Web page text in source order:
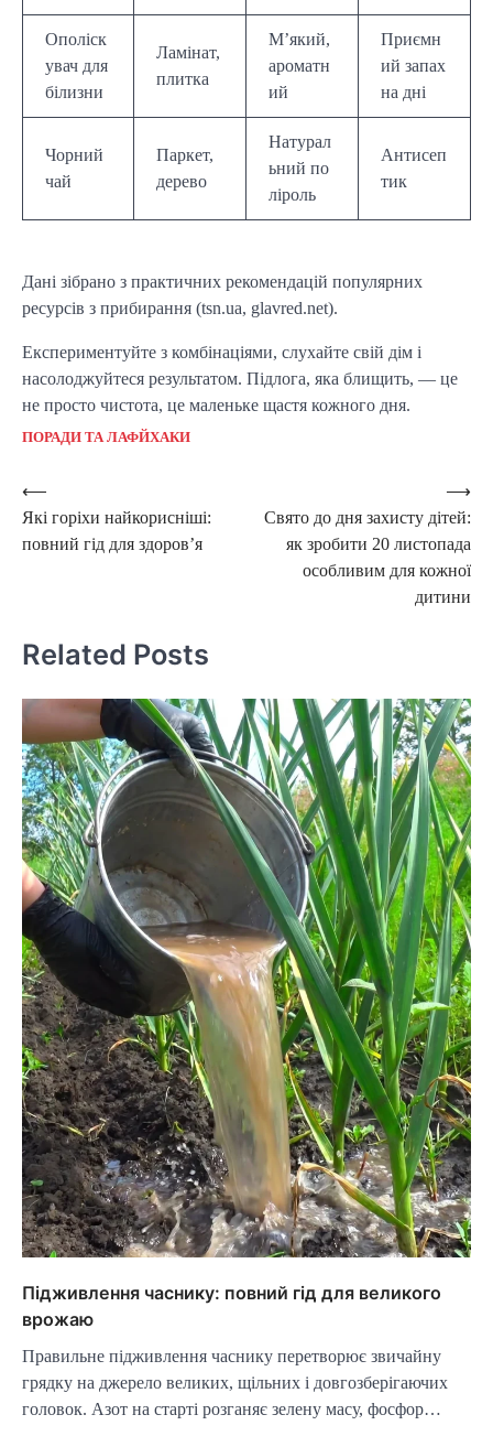
Ополіск
увач для
білизни
Ламінат,
плитка
М’який,
ароматн
ий
Приємн
ий запах
на дні
Чорний
чай
Паркет,
дерево
Натурал
ьний по
ліроль
Антисеп
тик
Дані зібрано з практичних рекомендацій популярних
ресурсів з прибирання (tsn.ua, glavred.net).
Експериментуйте з комбінаціями, слухайте свій дім і
насолоджуйтеся результатом. Підлога, яка блищить, — це
не просто чистота, це маленьке щастя кожного дня.
ПОРАДИ ТА ЛАФЙХАКИ
Post
navigation
⟵
Які горіхи найкорисніші:
повний гід для здоров’я
Свято до дня захисту дітей:
як зробити 20 листопада
особливим для кожної
дитини
⟶
Related Posts
Підживлення часнику: повний гід для великого
врожаю
Правильне підживлення часнику перетворює звичайну
грядку на джерело великих, щільних і довгозберігаючих
головок. Азот на старті розганяє зелену масу, фосфор…